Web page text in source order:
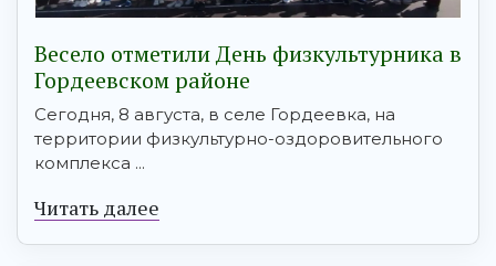
Весело отметили День физкультурника в
Гордеевском районе
Сегодня, 8 августа, в селе Гордеевка, на
территории физкультурно-оздоровительного
комплекса ...
Читать далее